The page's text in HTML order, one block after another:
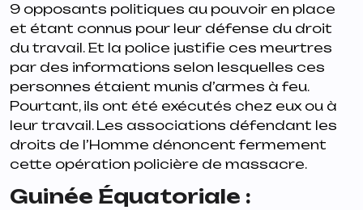
9 opposants politiques au pouvoir en place
et étant connus pour leur défense du droit
du travail. Et la police justifie ces meurtres
par des informations selon lesquelles ces
personnes étaient munis d’armes à feu.
Pourtant, ils ont été exécutés chez eux ou à
leur travail. Les associations défendant les
droits de l’Homme dénoncent fermement
cette opération policière de massacre.
Guinée Équatoriale :